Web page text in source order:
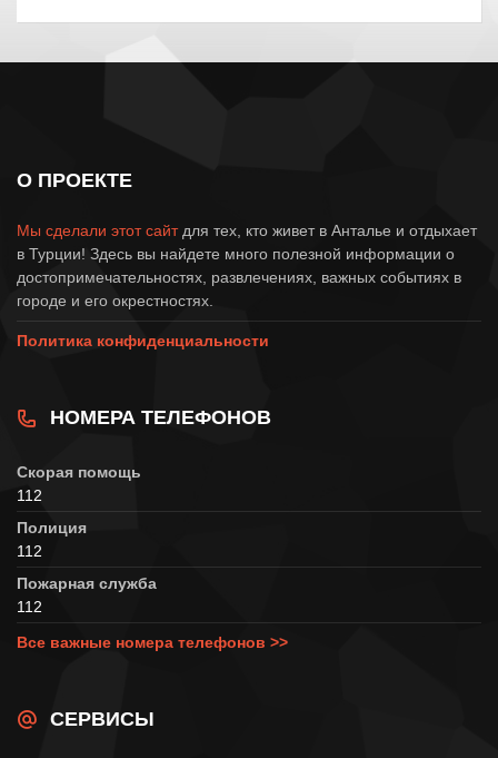
О ПРОЕКТЕ
Мы сделали этот сайтдля тех, кто живет в Анталье и отдыхает
в Турции! Здесь вы найдете много полезной информации о
достопримечательностях, развлечениях, важных событиях в
городе и его окрестностях.
Политика конфиденциальности
НОМЕРА ТЕЛЕФОНОВ
Скорая помощь
112
Полиция
112
Пожарная служба
112
Все важные номера телефонов >>
СЕРВИСЫ